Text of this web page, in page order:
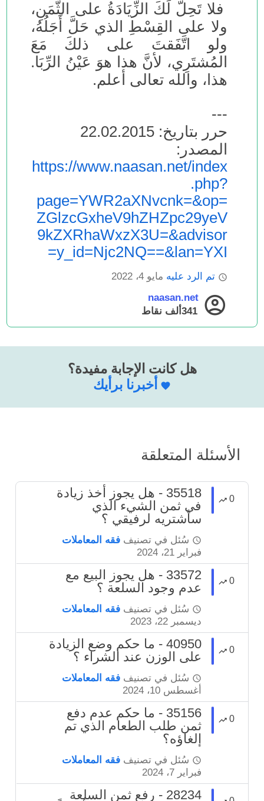
فلا تَحِلُّ لَكَ الزِّيَادَةُ على الثَّمَنِ،
ولا على القِسْطِ الذي حَلَّ أَجَلُهُ،
ولو اتَّفَقتَ على ذلكَ مَعَ
المُشتَرِي، لأنَّ هذا هوَ عَيْنُ الرِّبَا.
هذا، والله تعالى أعلم.
---
حرر بتاريخ: 22.02.2015
المصدر:
https://www.naasan.net/index
.php?
page=YWR2aXNvcnk=&op=
ZGlzcGxheV9hZHZpc29yeV
9kZXRhaWxzX3U=&advisor
y_id=Njc2NQ==&lan=YXI=
تم الرد عليه مايو 4، 2022
naasan.net
341ألف
نقاط
هل كانت الإجابة مفيدة؟
أخبرنا برأيك
الأسئلة المتعلقة
0
35518 - هل يجوز أخذ زيادة
في ثمن الشيء الذي
سأشتريه لرفيقي ؟
سُئل في تصنيففقه المعاملات
فبراير 21، 2024
0
33572 - هل يجوز البيع مع
عدم وجود السلعة ؟
سُئل في تصنيففقه المعاملات
ديسمبر 22، 2023
0
40950 - ما حكم وضع الزيادة
على الوزن عند الشراء ؟
سُئل في تصنيففقه المعاملات
أغسطس 10، 2024
0
35156 - ما حكم عدم دفع
ثمن طلب الطعام الذي تم
إلغاؤه؟
سُئل في تصنيففقه المعاملات
فبراير 7، 2024
28234 - رفع ثمن السلعة